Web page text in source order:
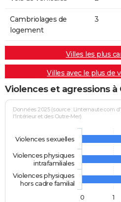
Cambriolages de
logement
3
Villes les plus
Villes avec le plus de
Violences et agressions à
Données 2025 (source : Linternaute.com
l'Intérieur et des Outre-Mer)
Violences sexuelles
Violences physiques
intrafamiliales
Violences physiques
hors cadre familial
0
1